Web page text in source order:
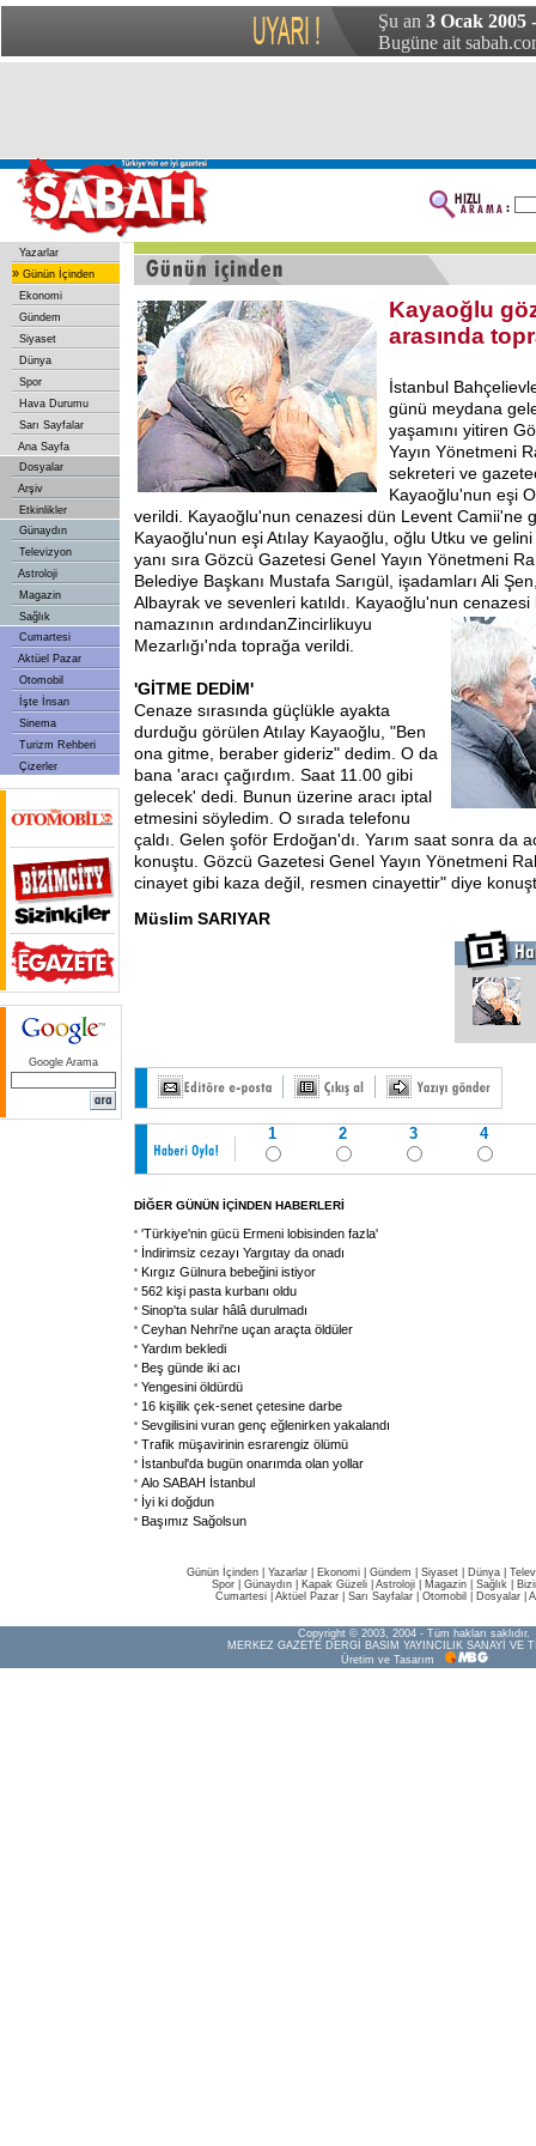
Şu an 3 Ocak 2005
Bugüne ait
Yazarlar
» Günün İçinden
Ekonomi
Gündem
Siyaset
Dünya
Spor
Hava Durumu
Sarı Sayfalar
Ana Sayfa
Dosyalar
Arşiv
Etkinlikler
Günaydın
Televizyon
Astroloji
Magazin
Sağlık
Cumartesi
Aktüel Pazar
Otomobil
İşte İnsan
Sinema
Turizm Rehberi
Çizerler
Google Arama
Kayaoğlu
arasında
İstanbul
günü meydana
yaşamını yitiren
Yayın Yönetmeni
sekreteri ve
Kayaoğlu'nun eşi
verildi. Kayaoğlu'nun cenazesi dün Levent Camii'ne
Kayaoğlu'nun eşi Atılay Kayaoğlu, oğlu Utku ve
yanı sıra Gözcü Gazetesi Genel Yayın Yönetmeni
Belediye Başkanı Mustafa Sarıgül, işadamları Ali
Albayrak ve sevenleri katıldı. Kayaoğlu'nun cenazesi
namazının ardındanZincirlikuyu
Mezarlığı'nda toprağa verildi.
'GİTME DEDİM'
Cenaze sırasında güçlükle ayakta
durduğu görülen Atılay Kayaoğlu, "Ben
ona gitme, beraber gideriz" dedim. O da
bana 'aracı çağırdım. Saat 11.00 gibi
gelecek' dedi. Bunun üzerine aracı iptal
etmesini söyledim. O sırada telefonu
çaldı. Gelen şoför Erdoğan'dı. Yarım saat sonra da
konuştu. Gözcü Gazetesi Genel Yayın Yönetmeni
cinayet gibi kaza değil, resmen cinayettir" diye
Müslim SARIYAR
1 2 3 4
DİĞER GÜNÜN İÇİNDEN HABERLERİ
'Türkiye'nin gücü Ermeni lobisinden fazla'
İndirimsiz cezayı Yargıtay da onadı
Kırgız Gülnura bebeğini istiyor
562 kişi pasta kurbanı oldu
Sinop'ta sular hâlâ durulmadı
Ceyhan Nehri'ne uçan araçta öldüler
Yardım bekledi
Beş günde iki acı
Yengesini öldürdü
16 kişilik çek-senet çetesine darbe
Sevgilisini vuran genç eğlenirken yakalandı
Trafik müşavirinin esrarengiz ölümü
İstanbul'da bugün onarımda olan yollar
Alo SABAH İstanbul
İyi ki doğdun
Başımız Sağolsun
Günün İçinden Yazarlar Ekonomi Gündem Siyaset Dünya |
Spor
Günaydın Kapak Güzeli Astroloji Magazin Sağlık
Cumartesi| Aktüel Pazar| Sarı Sayfalar| Otomobil Dosyalar|
Copyright © 2003, 2004 - Tüm hakları saklıdır.
MERKEZ GAZETE DERGİ BASIM YAYINCILIK SANAYİ VE
Üretim ve Tasarım